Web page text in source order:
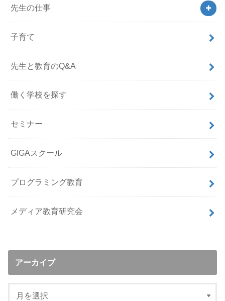
先生の仕事
子育て
先生と教育のQ&A
働く学校を探す
セミナー
GIGAスクール
プログラミング教育
メディア教育研究会
アーカイブ